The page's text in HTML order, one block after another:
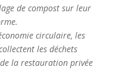
de compost sur leur
circulaire, les
les déchets
la restauration privée